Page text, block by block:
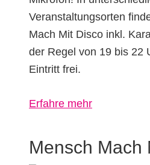
Veranstaltungsorten
Mach Mit Disco inkl.
der Regel von 19 bis 22
Eintritt frei.
Erfahre mehrüber
Mach
Mit
Mensch Mach